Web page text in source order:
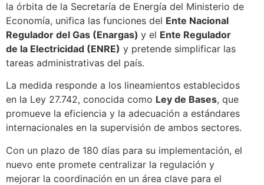
la órbita de la Secretaría de Energía del Ministerio de
Economía, unifica las funciones del Ente Nacional
Regulador del Gas (Enargas) y el Ente Regulador
de la Electricidad (ENRE) y pretende simplificar las
tareas administrativas del país.
La medida responde a los lineamientos establecidos
en la Ley 27.742, conocida como Ley de Bases, que
promueve la eficiencia y la adecuación a estándares
internacionales en la supervisión de ambos sectores.
Con un plazo de 180 días para su implementación, el
nuevo ente promete centralizar la regulación y
mejorar la coordinación en un área clave para el